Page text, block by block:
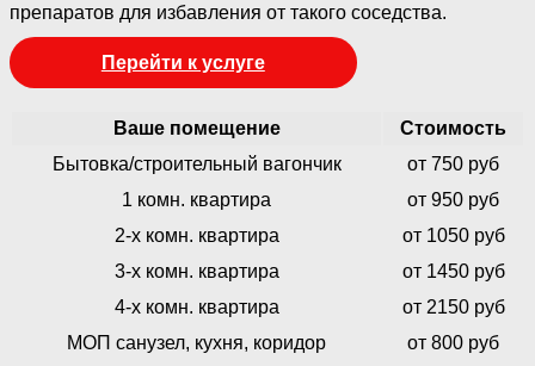
препаратов для избавления от такого соседства.
Перейти к услуге
Ваше помещение
Стоимость
Бытовка/строительный вагончик
от 750 руб
1 комн. квартира
от 950 руб
2-х комн. квартира
от 1050 руб
3-х комн. квартира
от 1450 руб
4-х комн. квартира
от 2150 руб
МОП санузел, кухня, коридор
от 800 руб